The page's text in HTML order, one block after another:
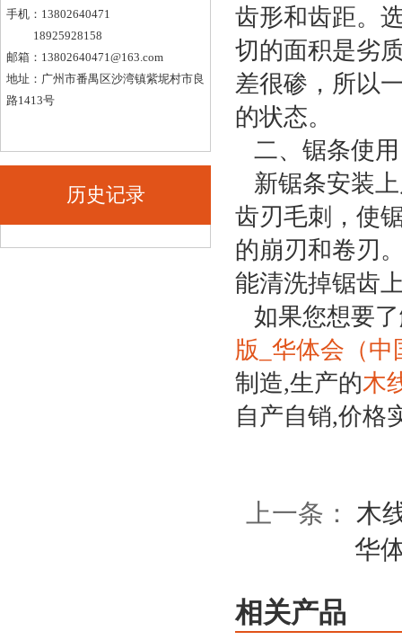
手机：13802640471
18925928158
邮箱： 13802640471@163.com
地址：广州市番禺区沙湾镇紫坭村市良
路1413号
历史记录
齿形和齿距。
切的面积是劣
差很碜，所以
的状态。
二、锯条使
新锯条安装
齿刃毛刺，使
的崩刃和卷刃
能清洗掉锯齿
如果您想要
版_华体会（中
制造,生产的木
自产自销,价格
上一条：
木
华
相关产品